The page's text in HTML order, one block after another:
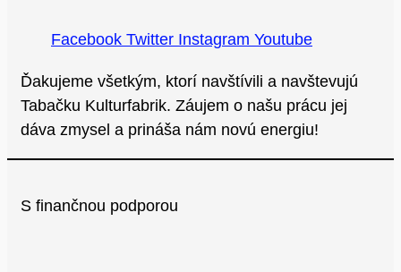
Facebook Twitter Instagram Youtube
Ďakujeme všetkým, ktorí navštívili a navštevujú
Tabačku Kulturfabrik. Záujem o našu prácu jej
dáva zmysel a prináša nám novú energiu!
S finančnou podporou